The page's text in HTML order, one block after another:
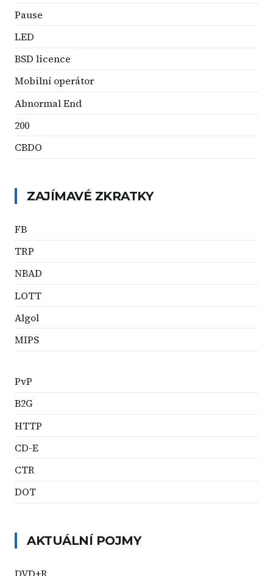
Pause
LED
BSD licence
Mobilní operátor
Abnormal End
200
CBDO
ZAJÍMAVÉ ZKRATKY
FB
TRP
NBAD
LOTT
Algol
MIPS
PvP
B2G
HTTP
CD-E
CTR
DOT
AKTUÁLNÍ POJMY